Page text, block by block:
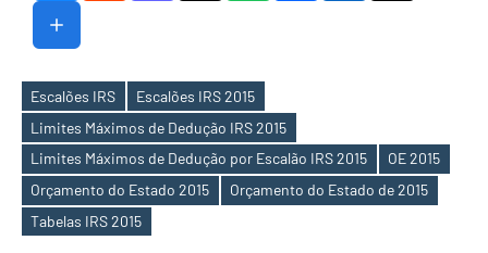
Etiquetas
Escalões IRS
Escalões IRS 2015
Limites Máximos de Dedução IRS 2015
Limites Máximos de Dedução por Escalão IRS 2015
OE 2015
Orçamento do Estado 2015
Orçamento do Estado de 2015
Tabelas IRS 2015